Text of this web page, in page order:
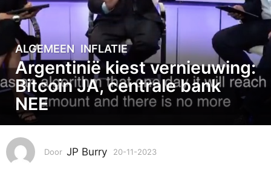
2
0
-
1
1
2
0
ALGEMEEN ,INFLATIE
Argentinië kiest vernieuwing:
Bitcoin JA, centrale bank
NEE
Door JP Burry 20-11-2023